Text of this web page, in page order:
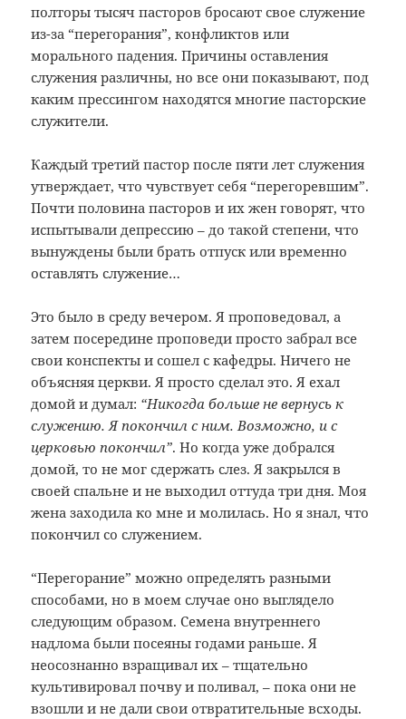
полторы тысяч пасторов бросают свое служение
из-за “перегорания”, конфликтов или
морального падения. Причины оставления
служения различны, но все они показывают, под
каким прессингом находятся многие пасторские
служители.
Каждый третий пастор после пяти лет служения
утверждает, что чувствует себя “перегоревшим”.
Почти половина пасторов и их жен говорят, что
испытывали депрессию – до такой степени, что
вынуждены были брать отпуск или временно
оставлять служение…
Это было в среду вечером. Я проповедовал, а
затем посередине проповеди просто забрал все
свои конспекты и сошел с кафедры. Ничего не
объясняя церкви. Я просто сделал это. Я ехал
домой и думал: “Никогда больше не вернусь к
служению. Я покончил с ним. Возможно, и с
церковью покончил”. Но когда уже добрался
домой, то не мог сдержать слез. Я закрылся в
своей спальне и не выходил оттуда три дня. Моя
жена заходила ко мне и молилась. Но я знал, что
покончил со служением.
“Перегорание” можно определять разными
способами, но в моем случае оно выглядело
следующим образом. Семена внутреннего
надлома были посеяны годами раньше. Я
неосознанно взращивал их – тщательно
культивировал почву и поливал, – пока они не
взошли и не дали свои отвратительные всходы.